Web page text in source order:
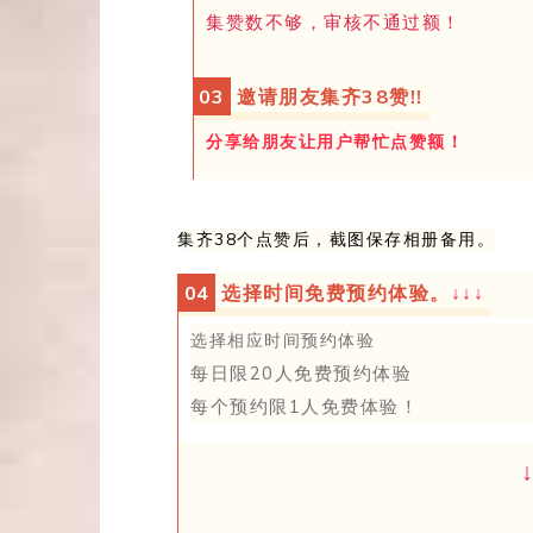
集赞数不够， 审核不通过额！
03 邀请朋友集齐38赞!!
分享给朋友让用户帮忙点赞额！
集齐38个点赞后，截图保存相册备用。
04 选择时间免费预约体验。 ↓ ↓ ↓
选择相应时间预约体验
每日限20人免费预约体验
每个预约限1人 免费体验！
↓